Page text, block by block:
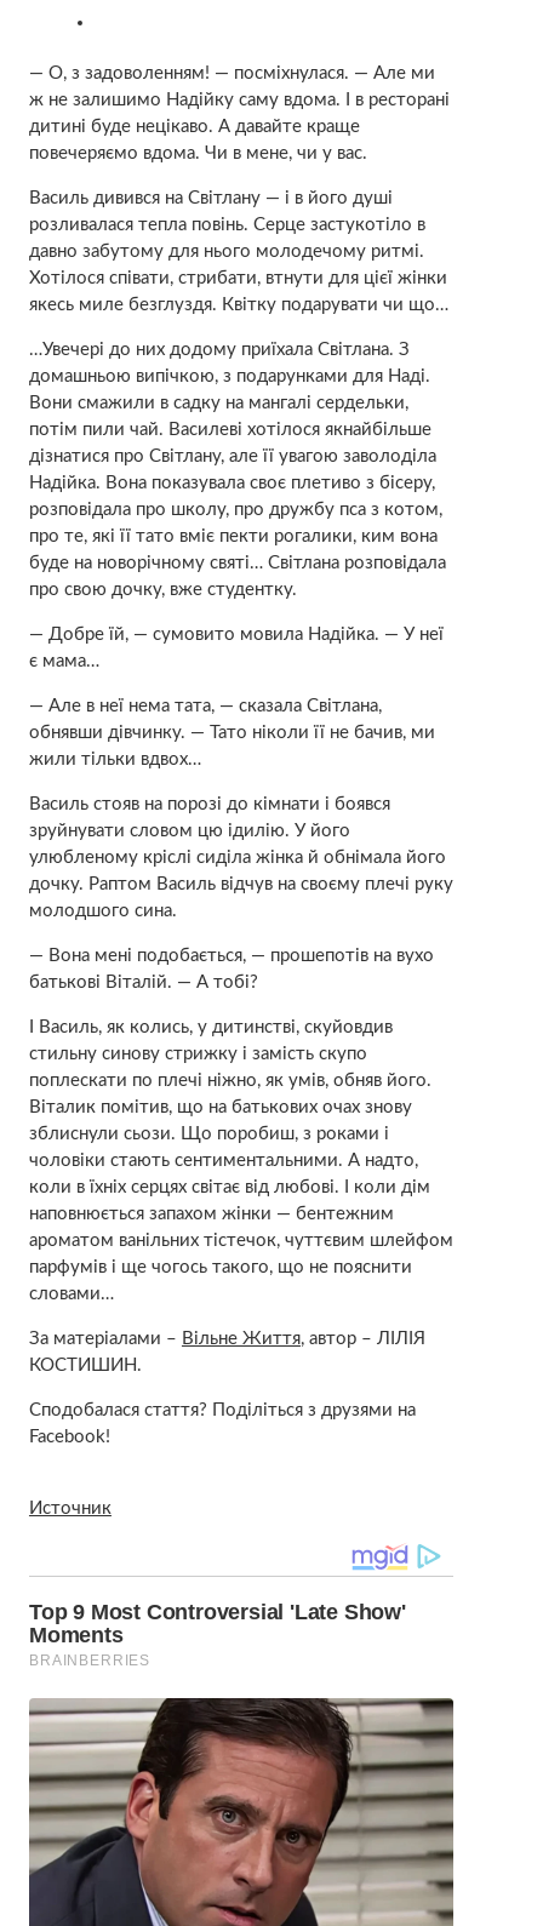
— О, з задоволенням! — посміхнулася. — Але ми
ж не залишимо Надійку саму вдома. І в ресторані
дитині буде нецікаво. А давайте краще
повечеряємо вдома. Чи в мене, чи у вас.
Василь дивився на Світлану — і в його душі
розливалася тепла повінь. Серце застукотіло в
давно забутому для нього молодечому ритмі.
Хотілося співати, стрибати, втнути для цієї жінки
якесь миле безглуздя. Квітку подарувати чи що…
…Увечері до них додому приїхала Світлана. З
домашньою випічкою, з подарунками для Наді.
Вони смажили в садку на мангалі сердельки,
потім пили чай. Василеві хотілося якнайбільше
дізнатися про Світлану, але її увагою заволоділа
Надійка. Вона показувала своє плетиво з бісеру,
розповідала про школу, про дружбу пса з котом,
про те, які її тато вміє пекти рогалики, ким вона
буде на новорічному святі… Світлана розповідала
про свою дочку, вже студентку.
— Добре їй, — сумовито мовила Надійка. — У неї
є мама…
— Але в неї нема тата, — сказала Світлана,
обнявши дівчинку. — Тато ніколи її не бачив, ми
жили тільки вдвох…
Василь стояв на порозі до кімнати і боявся
зруйнувати словом цю ідилію. У його
улюбленому кріслі сиділа жінка й обнімала його
дочку. Раптом Василь відчув на своєму плечі руку
молодшого сина.
— Вона мені подобається, — прошепотів на вухо
батькові Віталій. — А тобі?
І Василь, як колись, у дитинстві, скуйовдив
стильну синову стрижку і замість скупо
поплескати по плечі ніжно, як умів, обняв його.
Віталик помітив, що на батькових очах знову
зблиснули сьози. Що поробиш, з роками і
чоловіки стають сентиментальними. А надто,
коли в їхніх серцях світає від любові. І коли дім
наповнюється запахом жiнки — бентежним
ароматом ванільних тістечок, чуттєвим шлейфом
парфумів і ще чогось такого, що не пояснити
словами…
За матеріалами – Вільне Життя, автор – ЛІЛІЯ
КОСТИШИН.
Сподобалася стаття? Поділіться з друзями на
Facebook!
Источник